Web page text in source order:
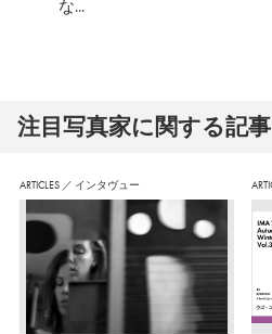
な...
注⽬写真家に関する記事
ARTICLES ／ インタヴュー